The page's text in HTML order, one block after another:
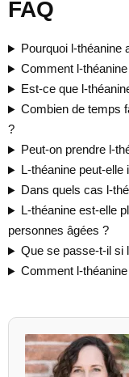
FAQ
Pourquoi l-théanine
Comment l-
Est-ce que l-
Combien de temps
?
Peut-on prendre l-
L-théanine peut-elle
Dans quels cas l-
L-théanine est-elle
personnes âgées ?
Que se passe-t-il si
Comment l-